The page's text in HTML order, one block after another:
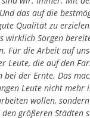
das auf die
Qualität zu
wirklich Sorgen
Für die Arbeit auf
Leute, die auf den
der Ernte. Das
Leute nicht mehr
wollen,
größeren Städten